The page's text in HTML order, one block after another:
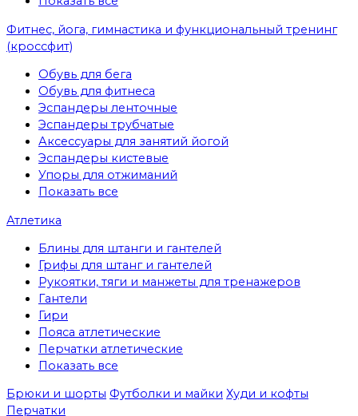
Фитнес, йога, гимнастика и функциональный тренинг
(кроссфит)
Обувь для бега
Обувь для фитнеса
Эспандеры ленточные
Эспандеры трубчатые
Аксессуары для занятий йогой
Эспандеры кистевые
Упоры для отжиманий
Показать все
Атлетика
Блины для штанги и гантелей
Грифы для штанг и гантелей
Рукоятки, тяги и манжеты для тренажеров
Гантели
Гири
Пояса атлетические
Перчатки атлетические
Показать все
Брюки и шорты Футболки и майки Худи и кофты
Перчатки